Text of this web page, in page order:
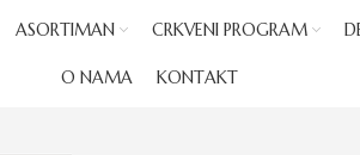
ASORTIMAN CRKVENI PROGRAM
O NAMA KONTAKT